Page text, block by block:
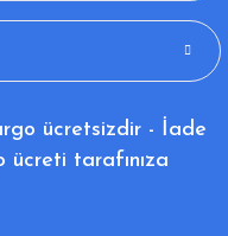
ücretsizdir - İade
ücreti tarafınıza